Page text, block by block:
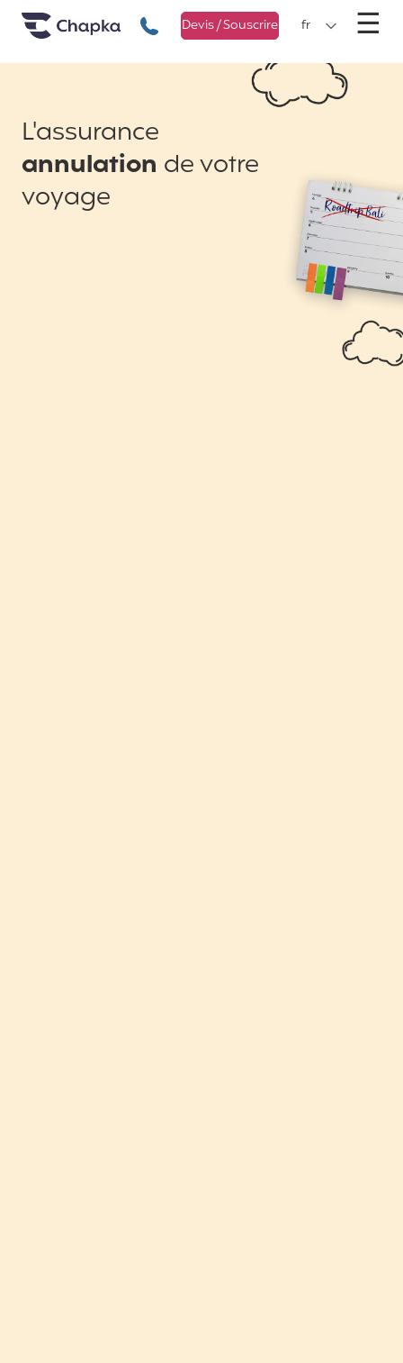
Chapka Assurances Voyages
+33 1 74 85 50 50
Devis / Souscrire fr ☰
L'assurance
annulation de votre
voyage